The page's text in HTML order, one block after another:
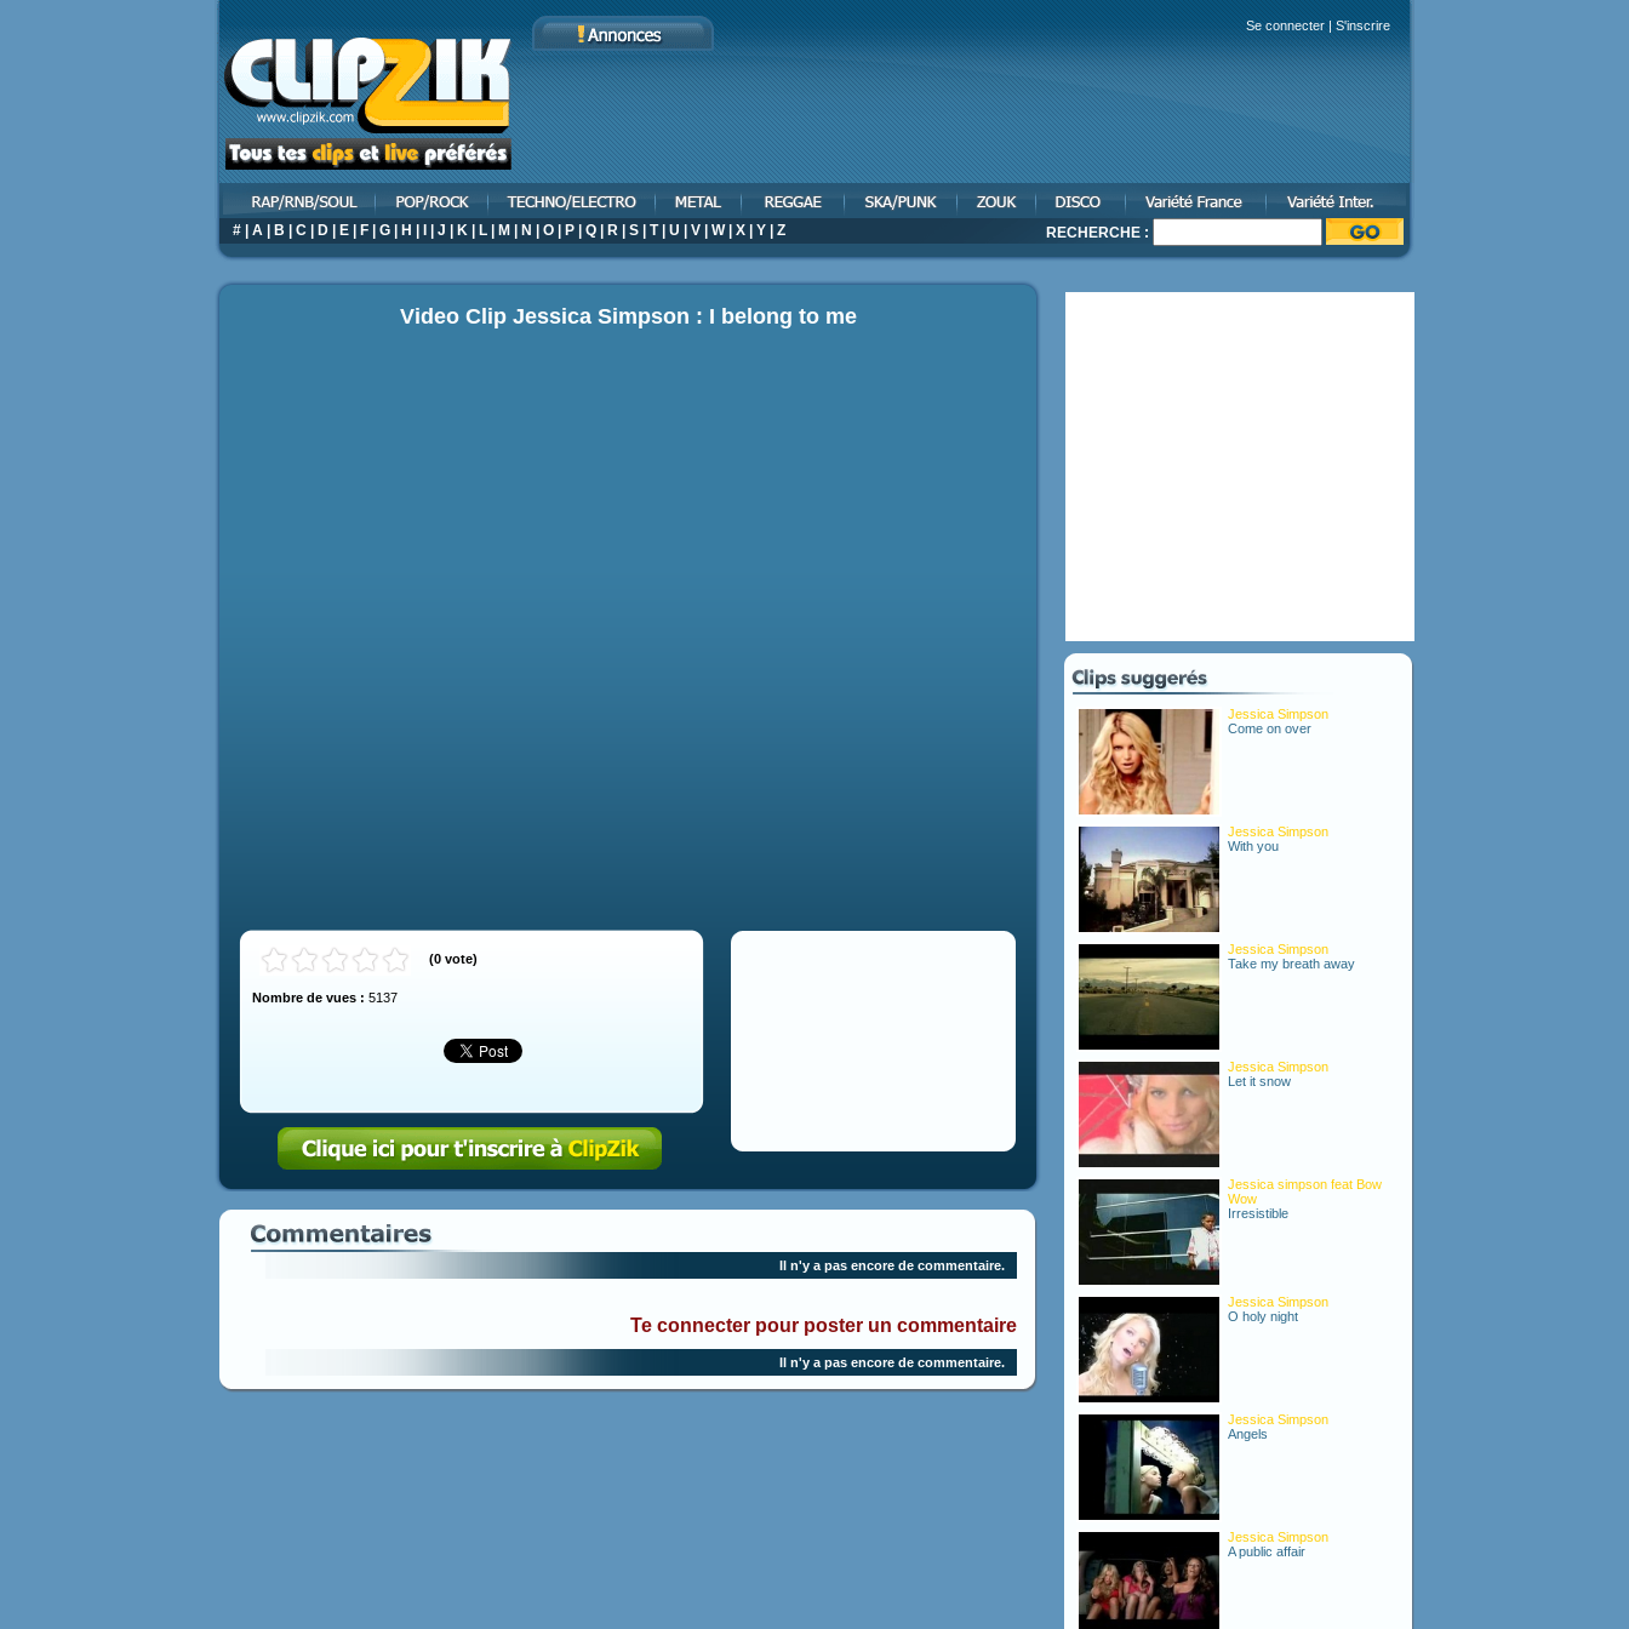
Se connecter | S'inscrire
# A B C D E F G H J K L M N O P Q R S T| U V W| X Y Z RECHERCHE :
Video Clip Jessica Simpson : I belong to me
(0 vote)
Nombre de vues : 5137
Il n'y a pas encore de commentaire.
Te connecter pour poster un commentaire
Il n'y a pas encore de commentaire.
Jessica Simpson
Come on over
Jessica Simpson
With you
Jessica Simpson
Take my breath away
Jessica Simpson
Let it snow
Jessica simpson feat Bow
Wow
Irresistible
Jessica Simpson
O holy night
Jessica Simpson
Angels
Jessica Simpson
A public affair